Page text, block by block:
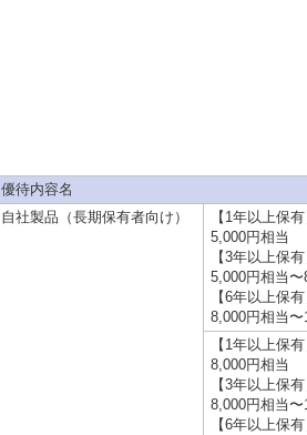
優待内容名
自社製品（長期保有者向け）
【1年以上保
5,000円相当
【3年以上保
5,000円相当
【6年以上保
8,000円相当
【1年以上保
8,000円相当
【3年以上保
8,000円相当
【6年以上保